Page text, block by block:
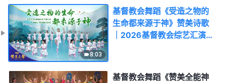
8:03
基督教会舞蹈《受造之物的
生命都来源于神》赞美诗歌
｜2026基督教会综艺汇演
基督教会舞蹈《赞美全能神